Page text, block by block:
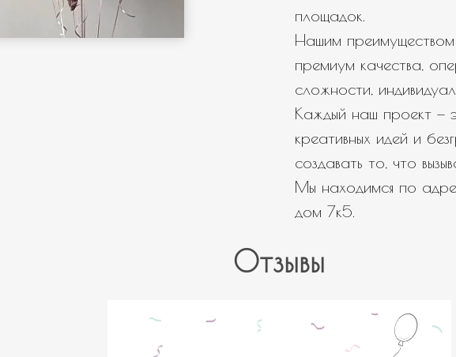
площадок.
Нашим преимуществом
премиум качества,
сложности,
Каждый наш проект —
креативных идей и
создавать то, что
Мы находимся по
дом 7к5.
Отзывы